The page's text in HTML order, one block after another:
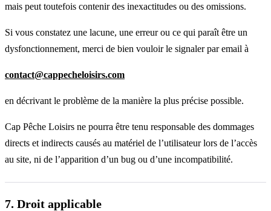
mais peut toutefois contenir des inexactitudes ou des omissions.
Si vous constatez une lacune, une erreur ou ce qui paraît être un
dysfonctionnement, merci de bien vouloir le signaler par email à
contact@cappecheloisirs.com
en décrivant le problème de la manière la plus précise possible.
Cap Pêche Loisirs ne pourra être tenu responsable des dommages
directs et indirects causés au matériel de l’utilisateur lors de l’accès
au site, ni de l’apparition d’un bug ou d’une incompatibilité.
7. Droit applicable